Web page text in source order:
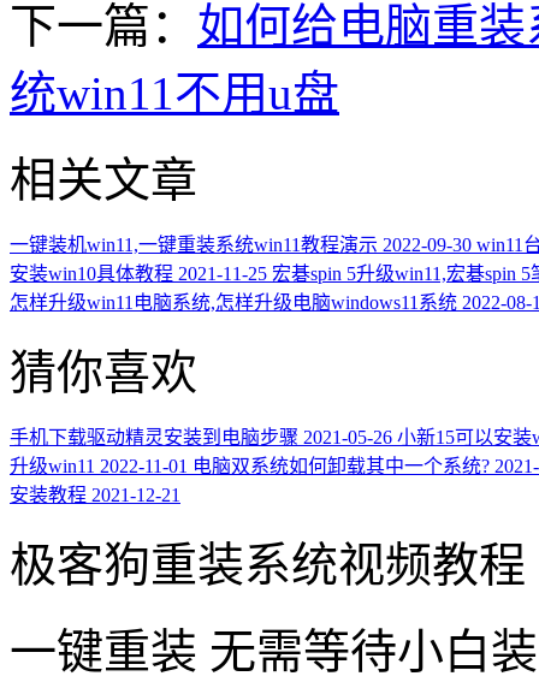
下一篇： 如何给电脑重
统win11不用u盘
相关文章
一键装机win11,一键重装系统win11教程演示 2022-09-30 win11
安装win10具体教程 2021-11-25 宏碁spin 5升级win11,宏碁spin
怎样升级win11电脑系统,怎样升级电脑windows11系统 2022-08-
猜你喜欢
手机下载驱动精灵安装到电脑步骤 2021-05-26 小新15可以安装
升级win11 2022-11-01 电脑双系统如何卸载其中一个系统?
安装教程 2021-12-21
极客狗重装系统视频教程
一键重装 无需等待小白